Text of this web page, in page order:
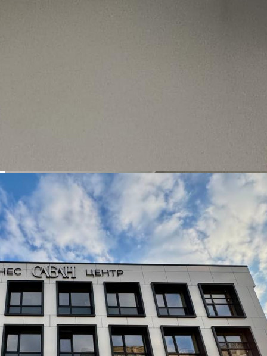
Предложение от СOБCТВЕНHИКA, без KОМИCСИИ.